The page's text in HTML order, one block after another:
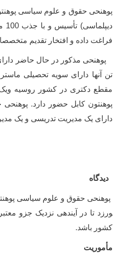
پوهنحی حقوق و علوم سیاسی پوهنتون
فراغت داده و افتخار تقدیم
مقطع دکتری در کشور روسیه
پوهنتون کابل حضور دارد.
دارای یک مدیریت تدریسی و یک
دیدگاه
پوهنحی حقوق و علوم سیاسی
ورزد تا در آینده­ی نزدیک جزو
کشور باشد.
مأموریت